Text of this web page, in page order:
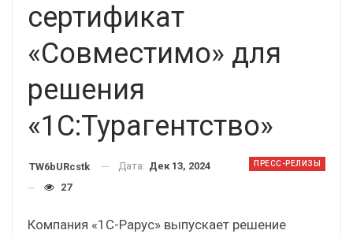
сертификат
«Совместимо» для
решения
«1С:Турагентство»
ПРЕСС-РЕЛИЗЫ
TW6bURcstk Дата: Дек 13, 2024
27
Компания «1С-Рарус» выпускает решение